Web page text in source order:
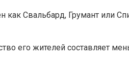
Свальбард, Грумант или
его жителей составляет